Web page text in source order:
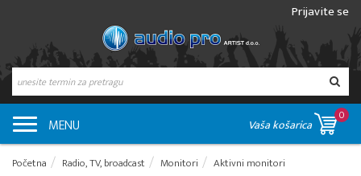
Prijavite se
MENU Vaša košarica
0
Početna Radio, TV, broadcast Monitori
Aktivni monitori